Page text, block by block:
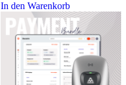
In den Warenkorb